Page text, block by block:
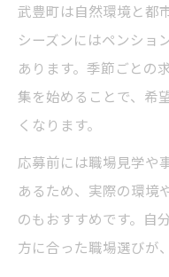
武豊町は自然環境と都
シーズンにはペンショ
あります。季節ごとの
集を始めることで、希
くなります。
応募前には職場見学や
あるため、実際の環境
のもおすすめです。自
方に合った職場選びが